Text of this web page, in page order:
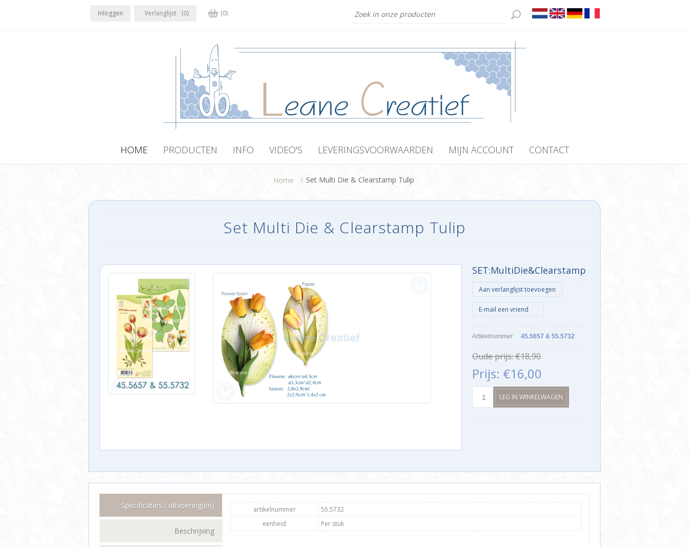
Inloggen Verlanglijst (0) (0)
HOME PRODUCTEN INFO VIDEO'S LEVERINGSVOORWAARDEN MIJN ACCOUNT CONTACT
Home / Set Multi Die & Clearstamp Tulip
Set Multi Die & Clearstamp Tulip
SET:MultiDie&Clearstamp
Artikelnummer: 45.5657 & 55.5732
Oude prijs:€18,90
Prijs: €16,00
Specificaties / uitvoering(en)
Beschrijving
artikelnummer
55.5732
eenheid
Per stuk